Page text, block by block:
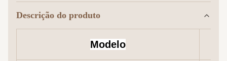
Descrição do produto
Modelo